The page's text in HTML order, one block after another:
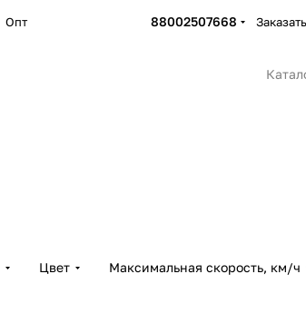
Опт 88002507668
Цвет Максимальная скорость, км/ч